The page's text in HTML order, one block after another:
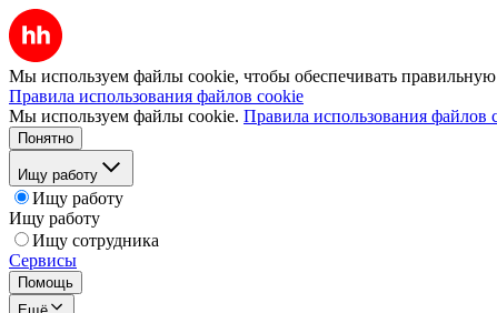
Мы используем файлы cookie, чтобы обеспечивать правильную
Правила использования файлов cookie
Мы используем файлы cookie. Правила использования файлов
Понятно
Ищу работу
Ищу работу
Ищу работу
Ищу сотрудника
Сервисы
Помощь